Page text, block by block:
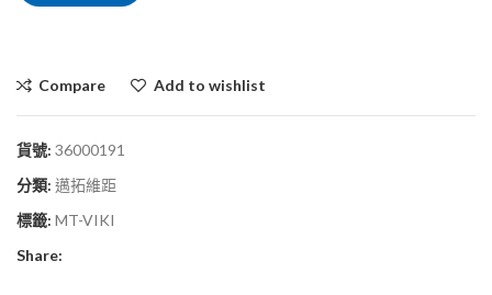
Compare Add to wishlist
貨號: 36000191
分類: 邁拓維距
標籤: MT-VIKI
Share: